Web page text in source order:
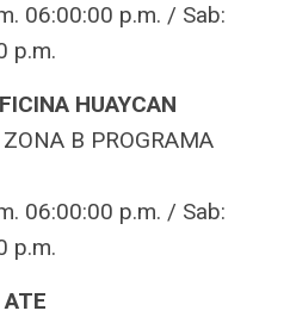
06:00:00 p.m. / Sab:
p.m.
HUAYCAN
B PROGRAMA
06:00:00 p.m. / Sab:
p.m.